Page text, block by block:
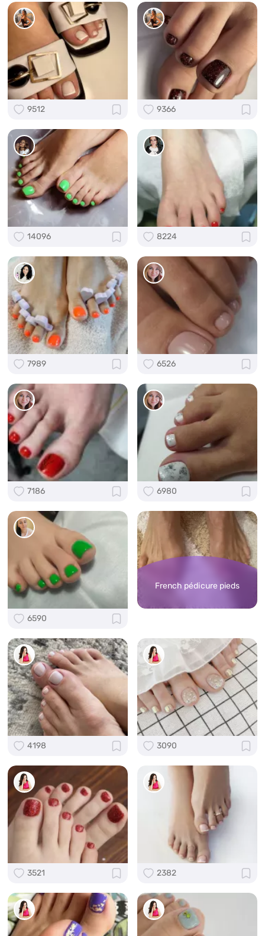
9512 9366
14096 8224
7989 6526
7186 6980
6590
French pédicure pieds
4198 3090
3521 2382